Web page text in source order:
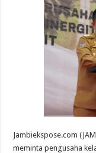
Jambiekspose.com
meminta pengusaha